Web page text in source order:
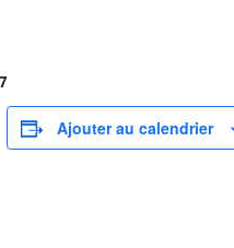
Ajouter au calendrier